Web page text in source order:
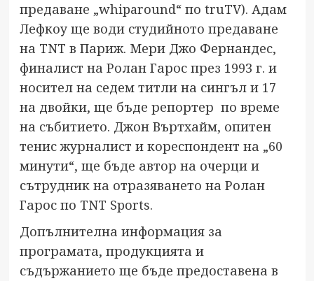
предаване „whiparound“ по truTV). Адам
Лефкоу ще води студийното предаване
на TNT в Париж. Мери Джо Фернандес,
финалист на Ролан Гарос през 1993 г. и
носител на седем титли на сингъл и 17
на двойки, ще бъде репортер по време
на събитието. Джон Въртхайм, опитен
тенис журналист и кореспондент на „60
минути“, ще бъде автор на очерци и
сътрудник на отразяването на Ролан
Гарос по TNT Sports.
Допълнителна информация за
програмата, продукцията и
съдържанието ще бъде предоставена в